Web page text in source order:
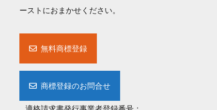
ーストにおまかせください。
無料商標登録
商標登録のお問合せ